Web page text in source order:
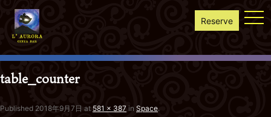
Reserve
table_counter
Published 2018年9月7日 at 581 × 387 in Space.